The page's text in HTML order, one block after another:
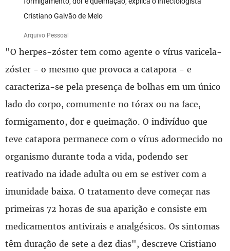
Cristiano Galvão de Melo
Arquivo Pessoal
"O herpes-zóster tem como agente o vírus varicela-
zóster - o mesmo que provoca a catapora - e
caracteriza-se pela presença de bolhas em um único
lado do corpo, comumente no tórax ou na face,
formigamento, dor e queimação. O indivíduo que
teve catapora permanece com o vírus adormecido no
organismo durante toda a vida, podendo ser
reativado na idade adulta ou em se estiver com a
imunidade baixa. O tratamento deve começar nas
primeiras 72 horas de sua aparição e consiste em
medicamentos antivirais e analgésicos. Os sintomas
têm duração de sete a dez dias", descreve Cristiano